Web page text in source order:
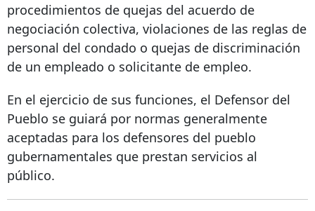
procedimientos de quejas del acuerdo de
negociación colectiva, violaciones de las reglas de
personal del condado o quejas de discriminación
de un empleado o solicitante de empleo.
En el ejercicio de sus funciones, el Defensor del
Pueblo se guiará por normas generalmente
aceptadas para los defensores del pueblo
gubernamentales que prestan servicios al
público.